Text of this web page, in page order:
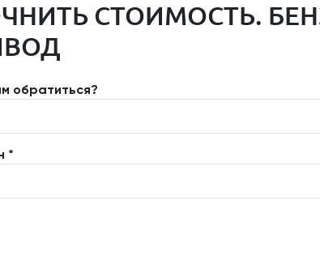
СТОИМОСТЬ.
обратиться?
*